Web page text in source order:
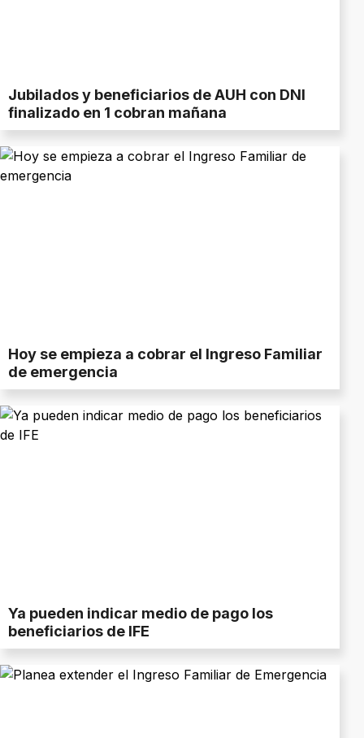
Jubilados y beneficiarios de AUH con DNI
finalizado en 1 cobran mañana
Hoy se empieza a cobrar el Ingreso Familiar
de emergencia
Ya pueden indicar medio de pago los
beneficiarios de IFE